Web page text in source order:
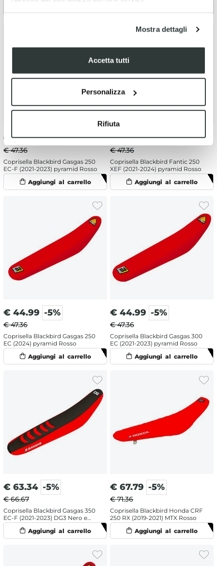
Mostra dettagli
Accetta tutti
Personalizza
Rifiuta
€ 44.99 -5%
€ 47.36
Coprisella Blackbird Gasgas 250
EC-F (2021-2023) pyramid Rosso
€ 44.99 -5%
€ 47.36
Coprisella Blackbird Fantic 250
XEF (2021-2024) pyramid Rosso
€ 44.99 -5%
€ 47.36
Coprisella Blackbird Gasgas 250
EC (2024) pyramid Rosso
€ 44.99 -5%
€ 47.36
Coprisella Blackbird Gasgas 300
EC (2021-2023) pyramid Rosso
€ 63.34 -5%
€ 66.67
Coprisella Blackbird Gasgas 350
EC-F (2021-2023) DG3 Nero e
Rosso
€ 67.79 -5%
€ 71.36
Coprisella Blackbird Honda CRF
250 RX (2019-2021) MTX Rosso